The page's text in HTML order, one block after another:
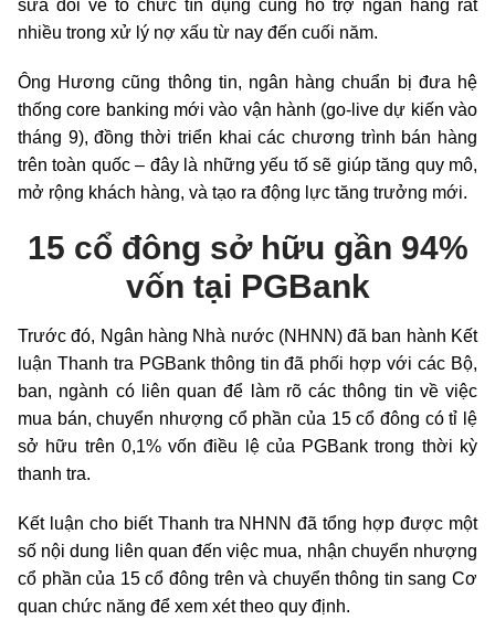
sửa đổi về tổ chức tín dụng cũng hỗ trợ ngân hàng rất
nhiều trong xử lý nợ xấu từ nay đến cuối năm.
Ông Hương cũng thông tin, ngân hàng chuẩn bị đưa hệ
thống core banking mới vào vận hành (go-live dự kiến vào
tháng 9), đồng thời triển khai các chương trình bán hàng
trên toàn quốc – đây là những yếu tố sẽ giúp tăng quy mô,
mở rộng khách hàng, và tạo ra động lực tăng trưởng mới.
15 cổ đông sở hữu gần 94%
vốn tại PGBank
Trước đó, Ngân hàng Nhà nước (NHNN) đã ban hành Kết
luận Thanh tra PGBank thông tin đã phối hợp với các Bộ,
ban, ngành có liên quan để làm rõ các thông tin về việc
mua bán, chuyển nhượng cổ phần của 15 cổ đông có tỉ lệ
sở hữu trên 0,1% vốn điều lệ của PGBank trong thời kỳ
thanh tra.
Kết luận cho biết Thanh tra NHNN đã tổng hợp được một
số nội dung liên quan đến việc mua, nhận chuyển nhượng
cổ phần của 15 cổ đông trên và chuyển thông tin sang Cơ
quan chức năng để xem xét theo quy định.